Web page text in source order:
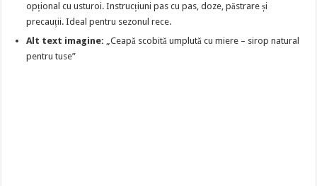
opțional cu usturoi. Instrucțiuni pas cu pas, doze, păstrare și
precauții. Ideal pentru sezonul rece.
Alt text imagine: „Ceapă scobită umplută cu miere – sirop natural
pentru tuse”